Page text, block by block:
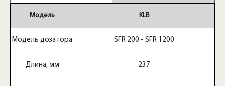
Модель
Модель дозатора
Длина, мм
KLB
SFR 200 - SFR 1200
237